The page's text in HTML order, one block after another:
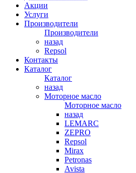
Акции
Услуги
Производители
Производители
назад
Repsol
Контакты
Каталог
Каталог
назад
Моторное масло
Моторное масло
назад
LEMARC
ZEPRO
Repsol
Mirax
Petronas
Avista